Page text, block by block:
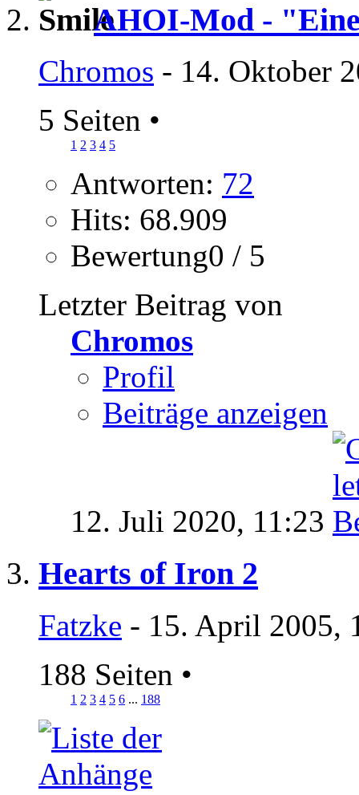
AHOI-Mod -
Chromos - 14. Oktober
5 Seiten •
1 2 3 4 5
Antworten: 72
Hits: 68.909
Bewertung0 / 5
Letzter Beitrag von
Chromos
Profil
Beiträge anzeigen
12. Juli 2020, 11:23
Hearts of Iron 2
Fatzke - 15. April 2005,
188 Seiten •
1 2 3 4 5 6 ... 188